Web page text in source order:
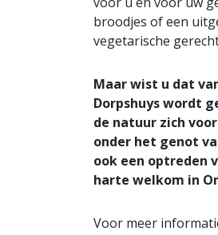
broodjes of een
vegetarische
Maar wist u dat
Dorpshuys wordt
de natuur zich
onder het genot
ook een optreden
harte welkom in
Voor meer